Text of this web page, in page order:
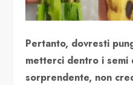
Pertanto, dovresti
metterci dentro i semi
sorprendente, non